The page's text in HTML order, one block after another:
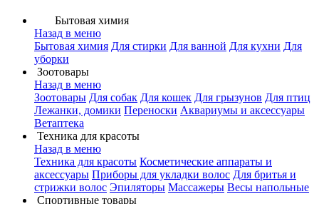
Бытовая химия
Назад в меню
Бытовая химия Для стирки Для ванной Для кухни Для
уборки
Зоотовары
Назад в меню
Зоотовары Для собак Для кошек Для грызунов Для птиц
Лежанки, домики Переноски Аквариумы и аксессуары
Ветаптека
Техника для красоты
Назад в меню
Техника для красоты Косметические аппараты и
аксессуары Приборы для укладки волос Для бритья и
стрижки волос Эпиляторы Массажеры Весы напольные
Спортивные товары